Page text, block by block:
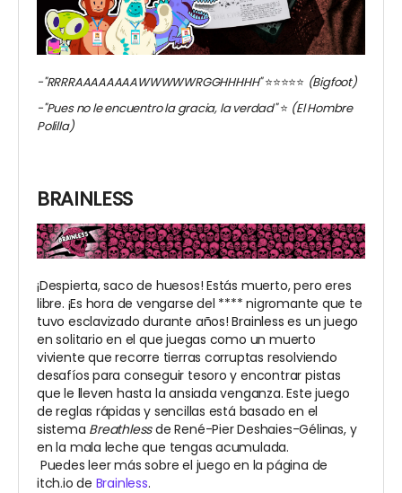
-"RRRRAAAAAAAAWWWWWRGGHHHHH"⭐️⭐️⭐️⭐️⭐️ (Bigfoot)
-"Pues no le encuentro la gracia, la verdad"⭐️ (El Hombre
Polilla)
BRAINLESS
¡Despierta, saco de huesos! Estás muerto, pero eres
libre. ¡Es hora de vengarse del **** nigromante que te
tuvo esclavizado durante años! Brainless es un juego
en solitario en el que juegas como un muerto
viviente que recorre tierras corruptas resolviendo
desafíos para conseguir tesoro y encontrar pistas
que le lleven hasta la ansiada venganza. Este juego
de reglas rápidas y sencillas está basado en el
sistema Breathlessde René-Pier Deshaies-Gélinas, y
en la mala leche que tengas acumulada.
Puedes leer más sobre el juego en la página de
itch.io de Brainless.